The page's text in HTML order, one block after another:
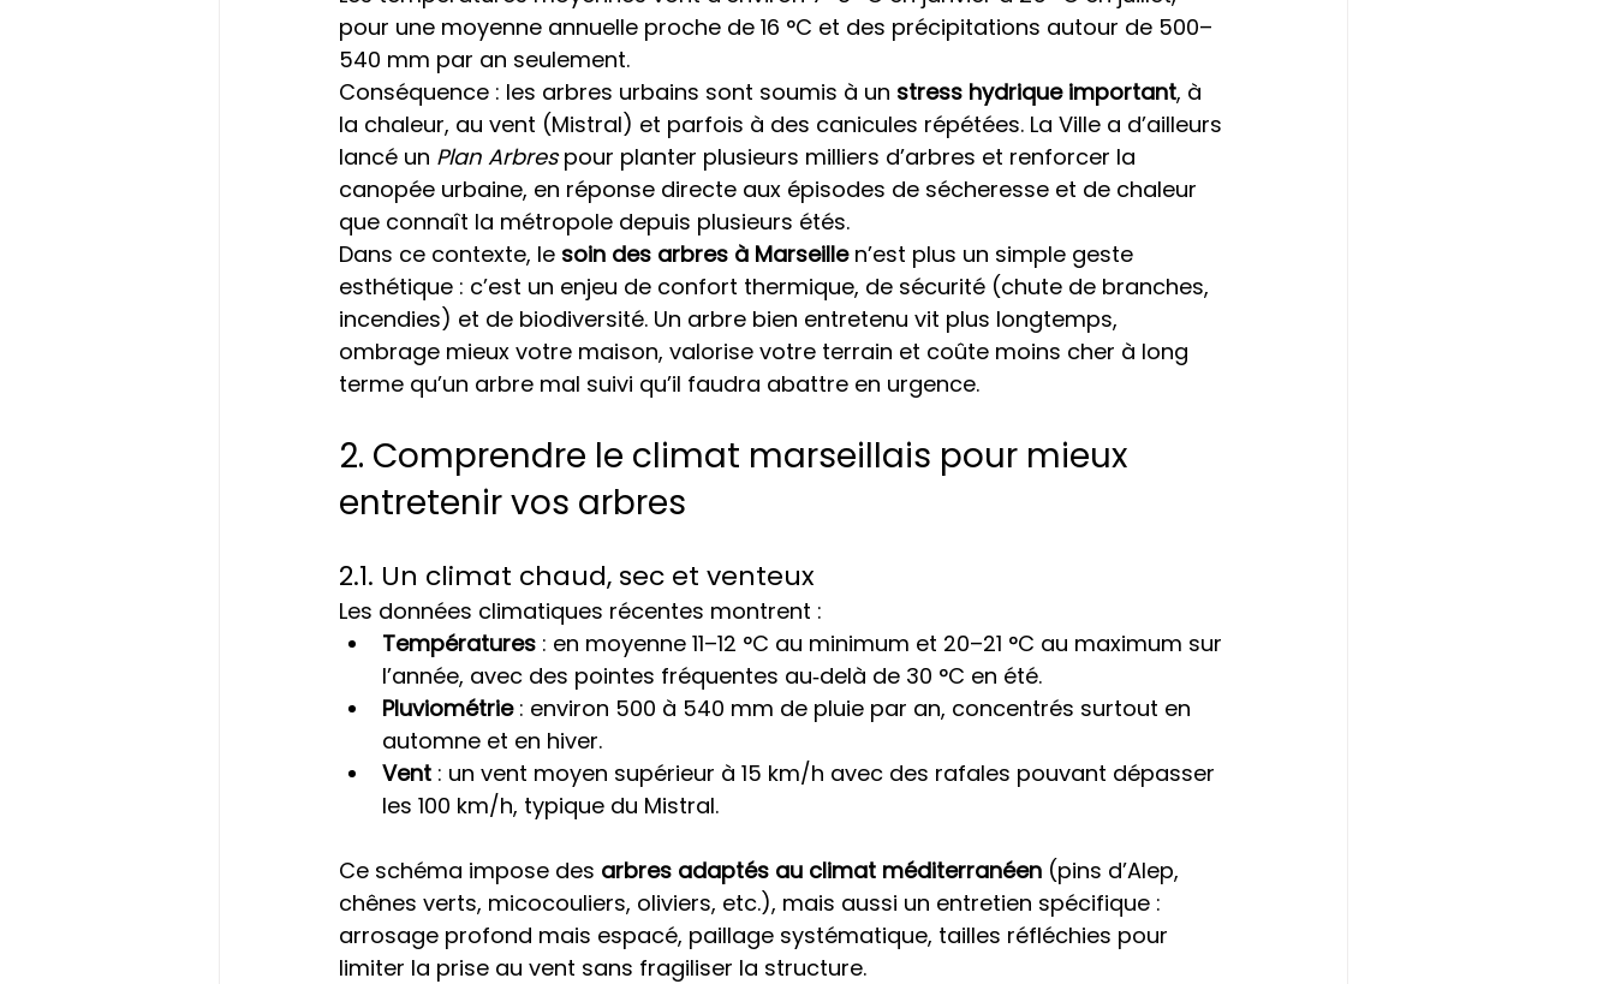
pour une moyenne annuelle proche de 16 °C et des précipitations autour de 500–
540 mm par an seulement.
Conséquence : les arbres urbains sont soumis à un stress hydrique important, à
la chaleur, au vent (Mistral) et parfois à des canicules répétées. La Ville a d’ailleurs
lancé un Plan Arbres pour planter plusieurs milliers d’arbres et renforcer la
canopée urbaine, en réponse directe aux épisodes de sécheresse et de chaleur
que connaît la métropole depuis plusieurs étés.
Dans ce contexte, le soin des arbres à Marseille n’est plus un simple geste
esthétique : c’est un enjeu de confort thermique, de sécurité (chute de branches,
incendies) et de biodiversité. Un arbre bien entretenu vit plus longtemps,
ombrage mieux votre maison, valorise votre terrain et coûte moins cher à long
terme qu’un arbre mal suivi qu’il faudra abattre en urgence.
2. Comprendre le climat marseillais pour mieux
entretenir vos arbres
2.1. Un climat chaud, sec et venteux
Les données climatiques récentes montrent :
Températures : en moyenne 11–12 °C au minimum et 20–21 °C au maximum sur
l’année, avec des pointes fréquentes au‑delà de 30 °C en été.
Pluviométrie : environ 500 à 540 mm de pluie par an, concentrés surtout en
automne et en hiver.
Vent : un vent moyen supérieur à 15 km/h avec des rafales pouvant dépasser
les 100 km/h, typique du Mistral.
Ce schéma impose des arbres adaptés au climat méditerranéen (pins d’Alep,
chênes verts, micocouliers, oliviers, etc.), mais aussi un entretien spécifique :
arrosage profond mais espacé, paillage systématique, tailles réfléchies pour
limiter la prise au vent sans fragiliser la structure.